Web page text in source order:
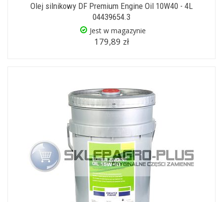
Olej silnikowy DF Premium Engine Oil 10W40 - 4L
04439654.3
Jest w magazynie
179,89 zł